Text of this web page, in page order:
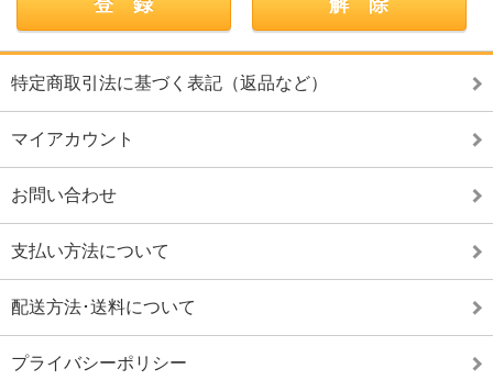
特定商取引法に基づく表記（返品など）
マイアカウント
お問い合わせ
支払い方法について
配送方法･送料について
プライバシーポリシー